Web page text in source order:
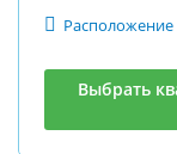
Расположение
Выбрать